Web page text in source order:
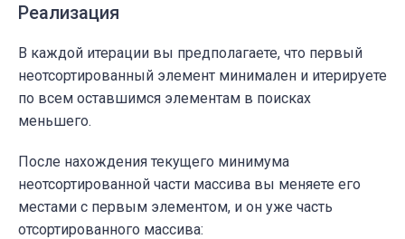
Реализация
В каждой итерации вы предполагаете, что первый
неотсортированный элемент минимален и итерируете
по всем оставшимся элементам в поисках
меньшего.
После нахождения текущего минимума
неотсортированной части массива вы меняете его
местами с первым элементом, и он уже часть
отсортированного массива: